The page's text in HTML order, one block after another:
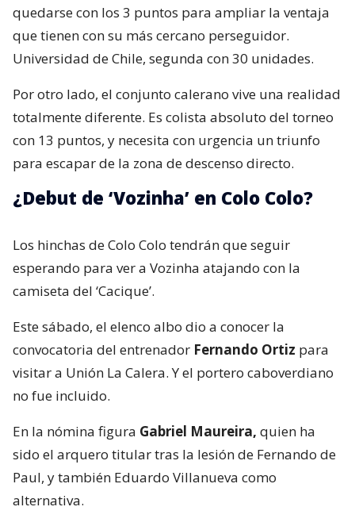
quedarse con los 3 puntos para ampliar la ventaja
que tienen con su más cercano perseguidor.
Universidad de Chile, segunda con 30 unidades.
Por otro lado, el conjunto calerano vive una realidad
totalmente diferente. Es colista absoluto del torneo
con 13 puntos, y necesita con urgencia un triunfo
para escapar de la zona de descenso directo.
¿Debut de ‘Vozinha’ en Colo Colo?
Los hinchas de Colo Colo tendrán que seguir
esperando para ver a Vozinha atajando con la
camiseta del ‘Cacique’.
Este sábado, el elenco albo dio a conocer la
convocatoria del entrenador Fernando Ortiz para
visitar a Unión La Calera. Y el portero caboverdiano
no fue incluido.
En la nómina figura Gabriel Maureira, quien ha
sido el arquero titular tras la lesión de Fernando de
Paul, y también Eduardo Villanueva como
alternativa.